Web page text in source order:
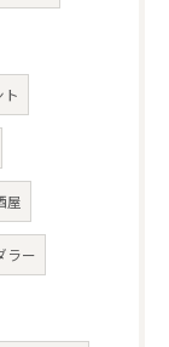
屋
ラー